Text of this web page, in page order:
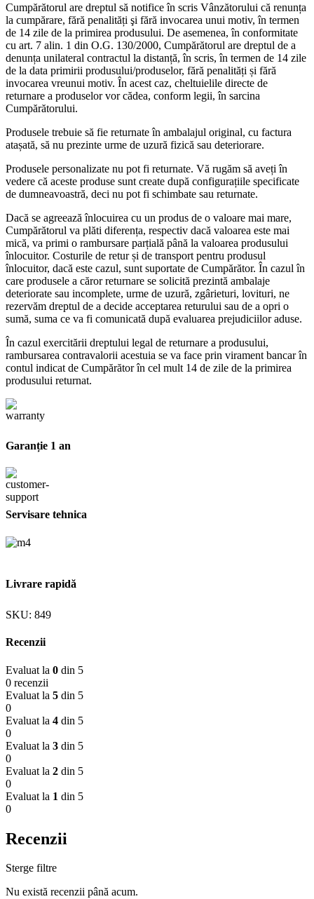
Cumpărătorul are dreptul să notifice în scris Vânzătorului că renunța
la cumpărare, fără penalități şi fără invocarea unui motiv, în termen
de 14 zile de la primirea produsului. De asemenea, în conformitate
cu art. 7 alin. 1 din O.G. 130/2000, Cumpărătorul are dreptul de a
denunța unilateral contractul la distanță, în scris, în termen de 14 zile
de la data primirii produsului/produselor, fără penalități și fără
invocarea vreunui motiv. În acest caz, cheltuielile directe de
returnare a produselor vor cădea, conform legii, în sarcina
Cumpărătorului.
Produsele trebuie să fie returnate în ambalajul original, cu factura
atașată, să nu prezinte urme de uzură fizică sau deteriorare.
Produsele personalizate nu pot fi returnate. Vă rugăm să aveți în
vedere că aceste produse sunt create după configurațiile specificate
de dumneavoastră, deci nu pot fi schimbate sau returnate.
Dacă se agreează înlocuirea cu un produs de o valoare mai mare,
Cumpărătorul va plăti diferența, respectiv dacă valoarea este mai
mică, va primi o rambursare parțială până la valoarea produsului
înlocuitor. Costurile de retur și de transport pentru produsul
înlocuitor, dacă este cazul, sunt suportate de Cumpărător. În cazul în
care produsele a căror returnare se solicită prezintă ambalaje
deteriorate sau incomplete, urme de uzură, zgârieturi, lovituri, ne
rezervăm dreptul de a decide acceptarea returului sau de a opri o
sumă, suma ce va fi comunicată după evaluarea prejudiciilor aduse.
În cazul exercitării dreptului legal de returnare a produsului,
rambursarea contravalorii acestuia se va face prin virament bancar în
contul indicat de Cumpărător în cel mult 14 de zile de la primirea
produsului returnat.
Garanție 1 an
Servisare tehnica
Livrare rapidă
SKU: 849
Recenzii
Evaluat la 0 din 5
0 recenzii
Evaluat la 5 din 5
0
Evaluat la 4 din 5
0
Evaluat la 3 din 5
0
Evaluat la 2 din 5
0
Evaluat la 1 din 5
0
Recenzii
Sterge filtre
Nu există recenzii până acum.